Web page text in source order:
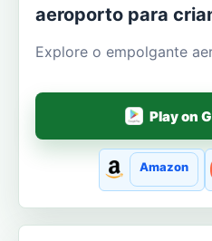
aeroporto para
Explore o empolgante
Play on
Amazon